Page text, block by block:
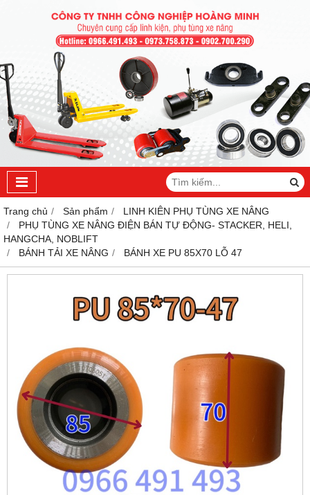
Trang chủ Sản phẩm
LINH KIÊN PHỤ TÙNG XE NÂNG
PHỤ TÙNG XE NÂNG ĐIỆN BÁN TỰ ĐỘNG- STACKER, HELI,
HANGCHA, NOBLIFT
BÁNH TẢI XE NÂNG
BÁNH XE PU 85X70 LỖ 47